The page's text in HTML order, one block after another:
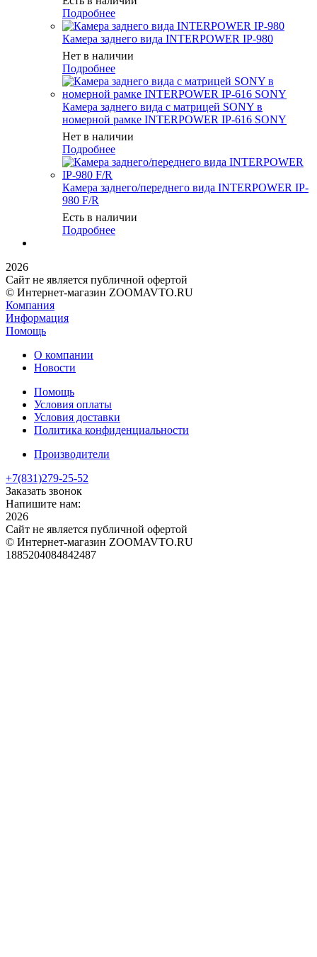
Подробнее
Камера заднего вида INTERPOWER IP-980
Нет в наличии
Подробнее
Камера заднего вида с матрицей SONY в
номерной рамке INTERPOWER IP-616 SONY
Нет в наличии
Подробнее
Камера заднего/переднего вида INTERPOWER IP-
980 F/R
Есть в наличии
Подробнее
2026
Сайт не является публичной офертой
© Интернет-магазин ZOOMAVTO.RU
Компания
Информация
Помощь
О компании
Новости
Помощь
Условия оплаты
Условия доставки
Политика конфиденциальности
Производители
+7(831)279-25-52
Заказать звонок
Напишите нам:
2026
Сайт не является публичной офертой
© Интернет-магазин ZOOMAVTO.RU
1885204084842487